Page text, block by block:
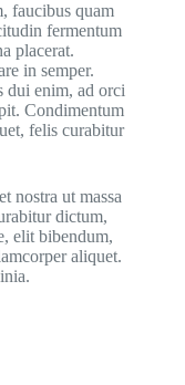
faucibus quam
fermentum
placerat.
in semper.
dui enim, ad orci
Condimentum
felis curabitur
nostra ut massa
dictum,
elit bibendum,
aliquet.